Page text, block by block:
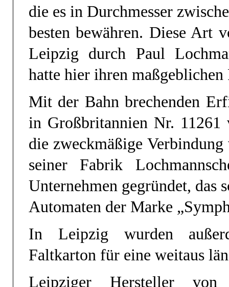
die es in Durchmesser
besten bewähren. Diese Art
Leipzig durch Paul
hatte hier ihren
Mit der Bahn brechenden
in Großbritannien Nr. 11261
die zweckmäßige
seiner Fabrik
Unternehmen gegründet, das
Automaten der Marke
In Leipzig wurden
Faltkarton für eine weitaus
Leipziger Hersteller von